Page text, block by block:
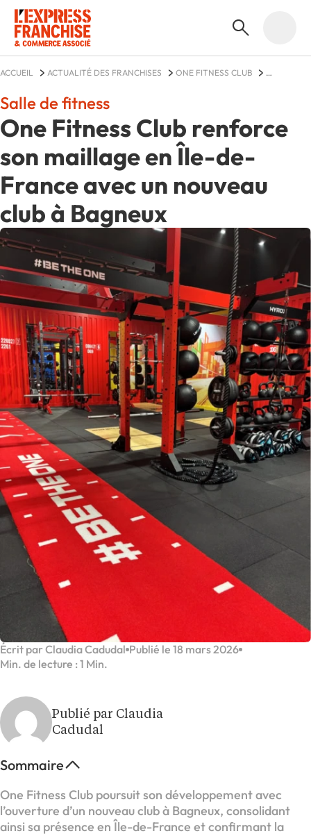
ACCUEIL ACTUALITÉ DES FRANCHISES
ONE FITNESS CLUB
One Fitness Club renforce
son maillage en Île-de-
France avec un nouveau
club à Bagneux
Salle de fitness
Écrit par Claudia Cadudal Publié le 18 mars 2026
Min. de lecture : 1 Min.
Publié par Claudia
Cadudal
Sommaire
One Fitness Club poursuit son développement avec
l’ouverture d’un nouveau club à Bagneux, consolidant
ainsi sa présence en Île-de-France et confirmant la